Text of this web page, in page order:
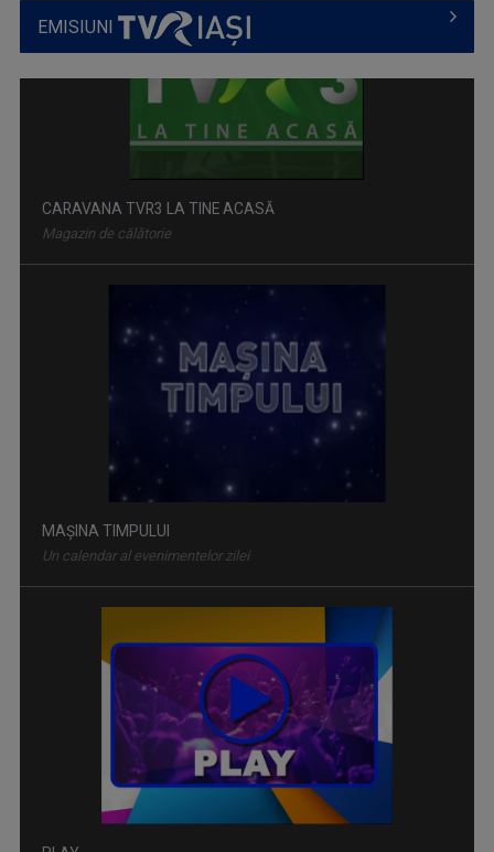
EMISIUNI
MAŞINA TIMPULUI
Un calendar al evenimentelor zilei
Emisiune bilunară în care muzica vorbeşte